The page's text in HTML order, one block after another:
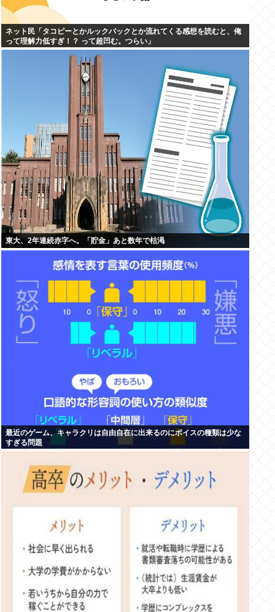
ネット民「タコピーとかルックバックとか流れてくる感想を読むと、俺
って理解力低すぎ！？ って超凹む。つらい」
東大、2年連続赤字へ。「貯金」あと数年で枯渇
最近のゲーム、キャラクリは自由自在に出来るのにボイスの種類は少な
すぎる問題